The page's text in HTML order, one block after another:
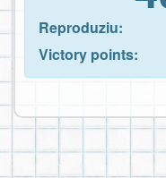
Reproduziu:
Victory points: